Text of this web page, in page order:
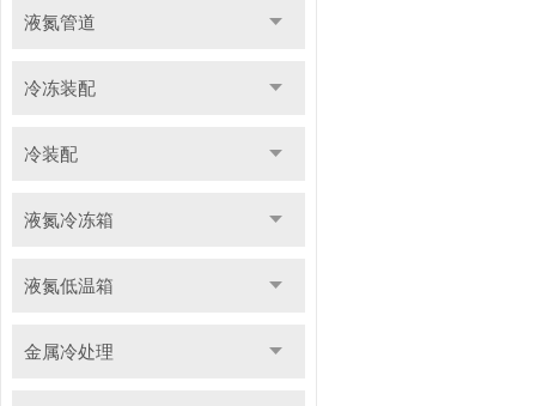
液氮管道
冷冻装配
冷装配
液氮冷冻箱
液氮低温箱
金属冷处理